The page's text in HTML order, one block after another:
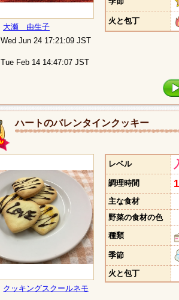
大瀬 由生子
Wed Jun 24 17:21:09 JST
Tue Feb 14 14:47:07 JST
火と包丁
ハートのバレンタインクッキー
クッキングスクールネモ
レベル
調理時間
主な食材
野菜の食材の色
種類
季節
火と包丁